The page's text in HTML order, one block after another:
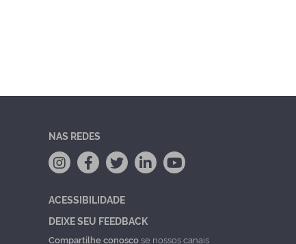
NAS REDES
ACESSIBILIDADE
DEIXE SEU FEEDBACK
Compartilhe conoscose nossos canais